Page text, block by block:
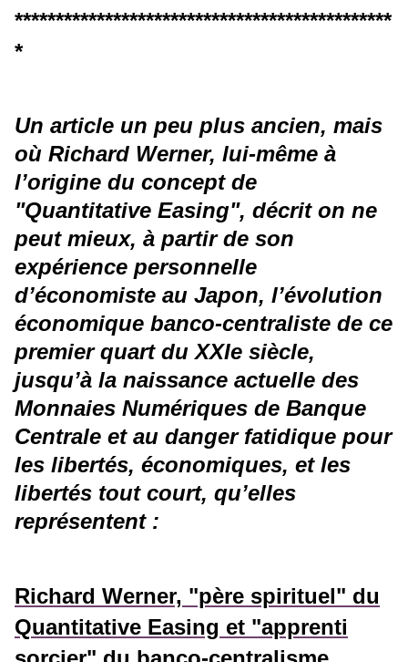
**********************************************
*
Un article un peu plus ancien, mais
où Richard Werner, lui-même à
l’origine du concept de
"Quantitative Easing", décrit on ne
peut mieux, à partir de son
expérience personnelle
d’économiste au Japon, l’évolution
économique banco-centraliste de ce
premier quart du XXIe siècle,
jusqu’à la naissance actuelle des
Monnaies Numériques de Banque
Centrale et au danger fatidique pour
les libertés, économiques, et les
libertés tout court, qu’elles
représentent :
Richard Werner, "père spirituel" du
Quantitative Easing et "apprenti